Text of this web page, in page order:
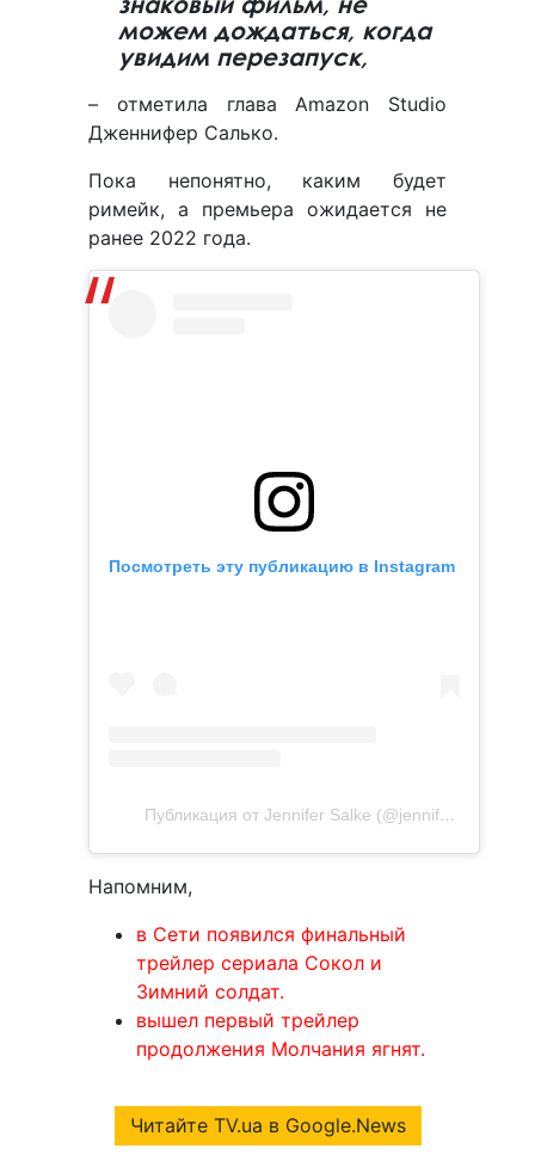
можем дождаться, когда
увидим перезапуск,
– отметила глава Amazon Studio
Дженнифер Салько.
Пока непонятно, каким будет
римейк, а премьера ожидается не
ранее 2022 года.
Посмотреть эту публикацию в Instagram
Публикация от Jennifer Salke (@jennifersalke)
Напомним,
в Сети появился финальный
трейлер сериала Сокол и
Зимний солдат.
вышел первый трейлер
продолжения Молчания ягнят.
Читайте TV.ua в Google.News